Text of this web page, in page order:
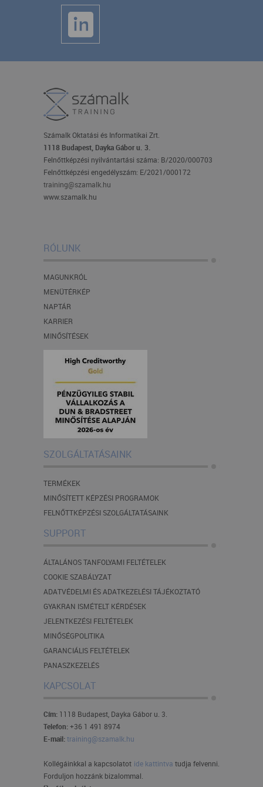
Számalk Oktatási és Informatikai Zrt.
1118 Budapest, Dayka Gábor u. 3.
Felnőttképzési nyilvántartási száma: B/2020/000703
Felnőttképzési engedélyszám: E/2021/000172
training@szamalk.hu
www.szamalk.hu
RÓLUNK
MAGUNKRÓL
MENÜTÉRKÉP
NAPTÁR
KARRIER
MINŐSÍTÉSEK
SZOLGÁLTATÁSAINK
TERMÉKEK
MINŐSÍTETT KÉPZÉSI PROGRAMOK
FELNŐTTKÉPZÉSI SZOLGÁLTATÁSAINK
SUPPORT
ÁLTALÁNOS TANFOLYAMI FELTÉTELEK
COOKIE SZABÁLYZAT
ADATVÉDELMI ÉS ADATKEZELÉSI TÁJÉKOZTATÓ
GYAKRAN ISMÉTELT KÉRDÉSEK
JELENTKEZÉSI FELTÉTELEK
MINŐSÉGPOLITIKA
GARANCIÁLIS FELTÉTELEK
PANASZKEZELÉS
KAPCSOLAT
Cím: 1118 Budapest, Dayka Gábor u. 3.
Telefon:+36 1 491 8974
E-mail:training@szamalk.hu
Kollégáinkkal a kapcsolatot ide kattintva tudja felvenni.
Forduljon hozzánk bizalommal.